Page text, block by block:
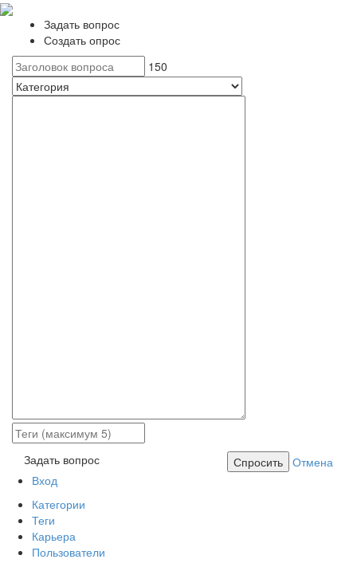
Задать вопрос
Создать опрос
150
Задать вопрос Спросить
Отмена
Вход
Категории
Теги
Карьера
Пользователи